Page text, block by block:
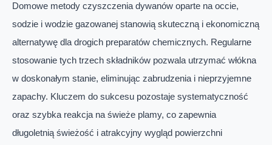
Domowe metody czyszczenia dywanów oparte na occie,
sodzie i wodzie gazowanej stanowią skuteczną i ekonomiczną
alternatywę dla drogich preparatów chemicznych. Regularne
stosowanie tych trzech składników pozwala utrzymać włókna
w doskonałym stanie, eliminując zabrudzenia i nieprzyjemne
zapachy. Kluczem do sukcesu pozostaje systematyczność
oraz szybka reakcja na świeże plamy, co zapewnia
długoletnią świeżość i atrakcyjny wygląd powierzchni